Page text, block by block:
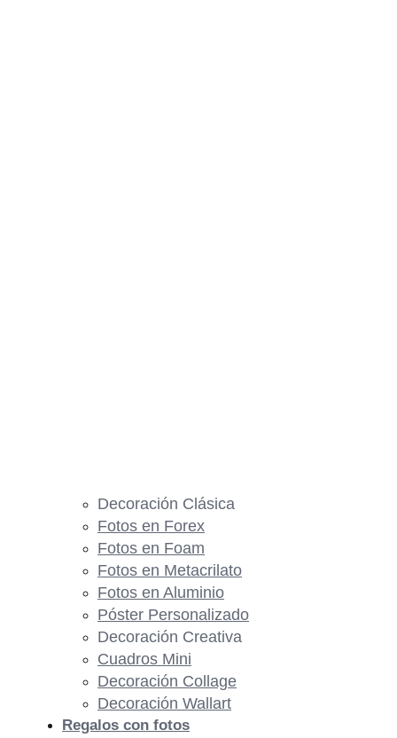
Decoración Clásica
Fotos en Forex
Fotos en Foam
Fotos en Metacrilato
Fotos en Aluminio
Póster Personalizado
Decoración Creativa
Cuadros Mini
Decoración Collage
Decoración Wallart
Regalos con fotos